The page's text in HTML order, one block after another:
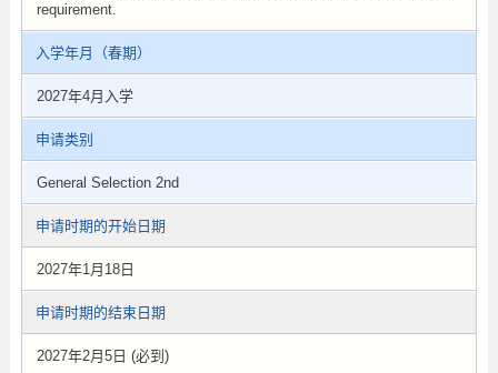
requirement.
入学年月（春期）
2027年4月入学
申请类别
General Selection 2nd
申请时期的开始日期
2027年1月18日
申请时期的结束日期
2027年2月5日 (必到)